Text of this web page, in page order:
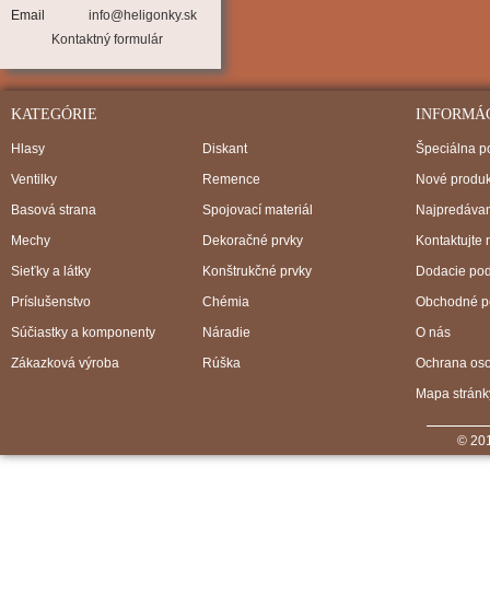
Email
info@heligonky.sk
Kontaktný formulár
KATEGÓRIE
Hlasy
Ventilky
Diskant
Remence
Basová strana
Mechy
Spojovací materiál
Dekoračné prvky
Sieťky a látky
Príslušenstvo
Konštrukčné prvky
Chémia
Súčiastky a komponenty
Zákazková výroba
Náradie
Rúška
Špeciálna
Nové
Kontaktujte
Dodacie
Obchodné
O nás
Ochrana
Mapa
©